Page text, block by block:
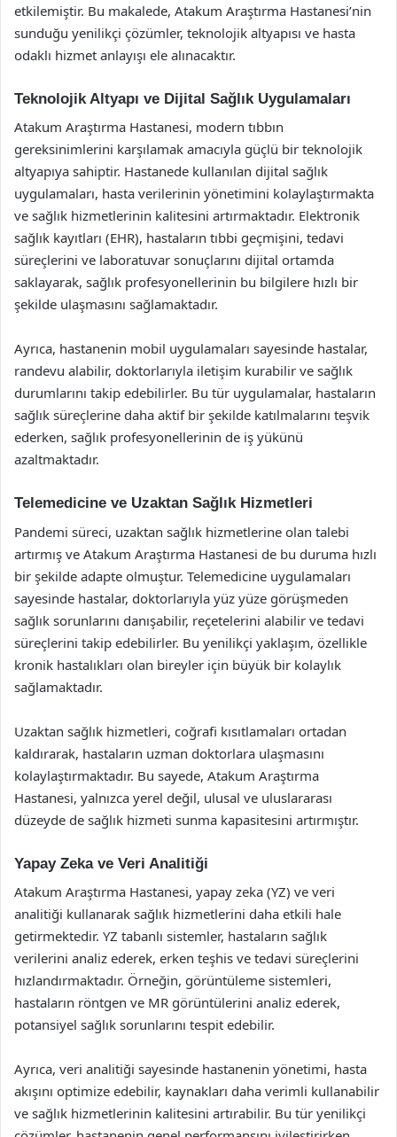
etkilemiştir. Bu makalede, Atakum Araştırma Hastanesi’nin
sunduğu yenilikçi çözümler, teknolojik altyapısı ve hasta
odaklı hizmet anlayışı ele alınacaktır.
Teknolojik Altyapı ve Dijital Sağlık Uygulamaları
Atakum Araştırma Hastanesi, modern tıbbın
gereksinimlerini karşılamak amacıyla güçlü bir teknolojik
altyapıya sahiptir. Hastanede kullanılan dijital sağlık
uygulamaları, hasta verilerinin yönetimini kolaylaştırmakta
ve sağlık hizmetlerinin kalitesini artırmaktadır. Elektronik
sağlık kayıtları (EHR), hastaların tıbbi geçmişini, tedavi
süreçlerini ve laboratuvar sonuçlarını dijital ortamda
saklayarak, sağlık profesyonellerinin bu bilgilere hızlı bir
şekilde ulaşmasını sağlamaktadır.
Ayrıca, hastanenin mobil uygulamaları sayesinde hastalar,
randevu alabilir, doktorlarıyla iletişim kurabilir ve sağlık
durumlarını takip edebilirler. Bu tür uygulamalar, hastaların
sağlık süreçlerine daha aktif bir şekilde katılmalarını teşvik
ederken, sağlık profesyonellerinin de iş yükünü
azaltmaktadır.
Telemedicine ve Uzaktan Sağlık Hizmetleri
Pandemi süreci, uzaktan sağlık hizmetlerine olan talebi
artırmış ve Atakum Araştırma Hastanesi de bu duruma hızlı
bir şekilde adapte olmuştur. Telemedicine uygulamaları
sayesinde hastalar, doktorlarıyla yüz yüze görüşmeden
sağlık sorunlarını danışabilir, reçetelerini alabilir ve tedavi
süreçlerini takip edebilirler. Bu yenilikçi yaklaşım, özellikle
kronik hastalıkları olan bireyler için büyük bir kolaylık
sağlamaktadır.
Uzaktan sağlık hizmetleri, coğrafi kısıtlamaları ortadan
kaldırarak, hastaların uzman doktorlara ulaşmasını
kolaylaştırmaktadır. Bu sayede, Atakum Araştırma
Hastanesi, yalnızca yerel değil, ulusal ve uluslararası
düzeyde de sağlık hizmeti sunma kapasitesini artırmıştır.
Yapay Zeka ve Veri Analitiği
Atakum Araştırma Hastanesi, yapay zeka (YZ) ve veri
analitiği kullanarak sağlık hizmetlerini daha etkili hale
getirmektedir. YZ tabanlı sistemler, hastaların sağlık
verilerini analiz ederek, erken teşhis ve tedavi süreçlerini
hızlandırmaktadır. Örneğin, görüntüleme sistemleri,
hastaların röntgen ve MR görüntülerini analiz ederek,
potansiyel sağlık sorunlarını tespit edebilir.
Ayrıca, veri analitiği sayesinde hastanenin yönetimi, hasta
akışını optimize edebilir, kaynakları daha verimli kullanabilir
ve sağlık hizmetlerinin kalitesini artırabilir. Bu tür yenilikçi